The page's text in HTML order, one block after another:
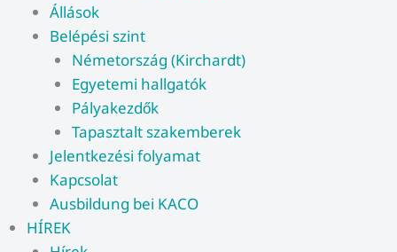
Állások
Belépési szint
Németország (Kirchardt)
Egyetemi hallgatók
Pályakezdők
Tapasztalt szakemberek
Jelentkezési folyamat
Kapcsolat
Ausbildung bei KACO
HÍREK